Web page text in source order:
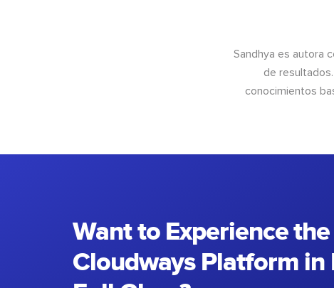
Sandhya es autora
de
conocimientos
Want to Experience the
Cloudways Platform in